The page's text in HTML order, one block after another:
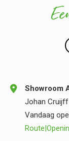
Showroom
Johan
Vandaag
Route|